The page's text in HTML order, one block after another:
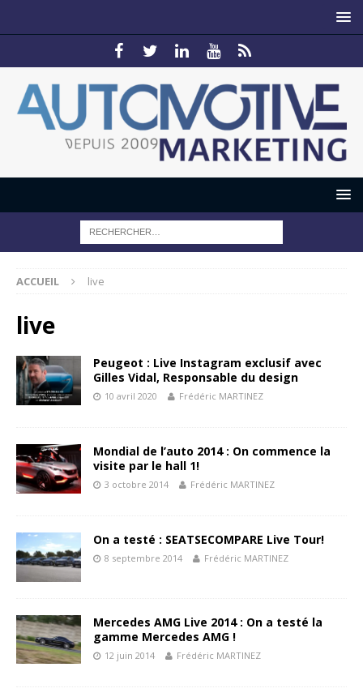
ACCUEIL live
live
Peugeot : Live Instagram exclusif avec
Gilles Vidal, Responsable du design
10 avril 2020 Frédéric MARTINEZ
Mondial de l’auto 2014 : On commence la
visite par le hall 1!
3 octobre 2014 Frédéric MARTINEZ
On a testé : SEATSECOMPARE Live Tour!
8 septembre 2014 Frédéric MARTINEZ
Mercedes AMG Live 2014 : On a testé la
gamme Mercedes AMG !
12 juin 2014 Frédéric MARTINEZ